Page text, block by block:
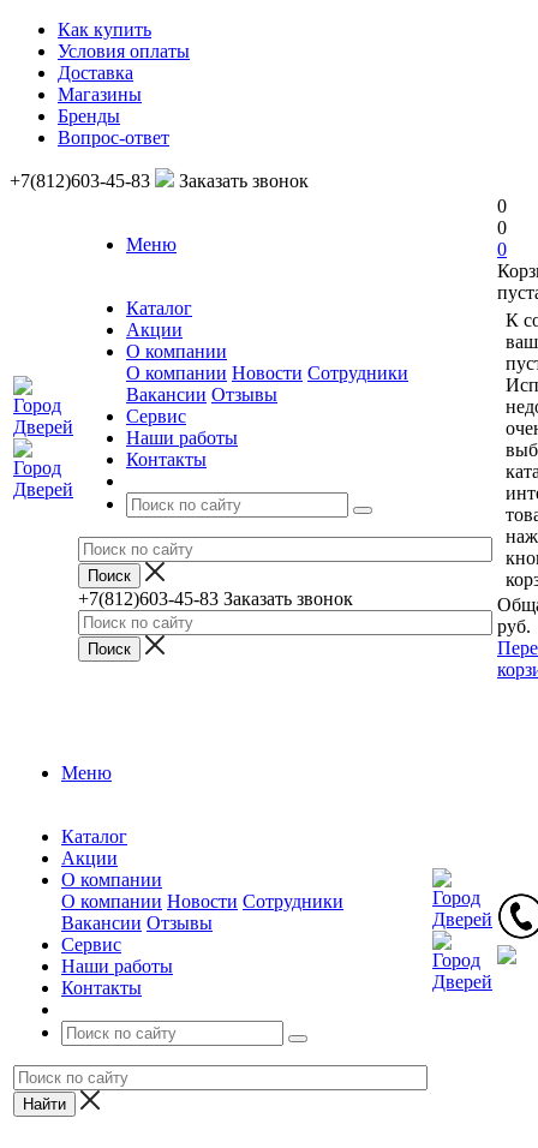
Как купить
Условия оплаты
Доставка
Магазины
Бренды
Вопрос-ответ
+7(812)603-45-83 Заказать звонок
Меню
Каталог
Акции
О компании
О компании Новости Сотрудники
Вакансии Отзывы
Сервис
Наши работы
Контакты
+7(812)603-45-83 Заказать звонок
0
0
0
К
руб.
Меню
Каталог
Акции
О компании
О компании Новости Сотрудники
Вакансии Отзывы
Сервис
Наши работы
Контакты